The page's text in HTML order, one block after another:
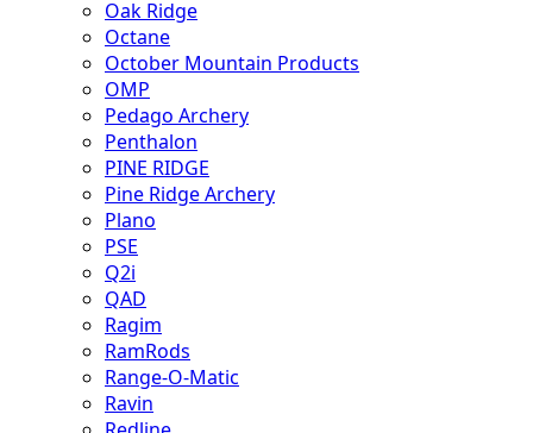
Oak Ridge
Octane
October Mountain Products
OMP
Pedago Archery
Penthalon
PINE RIDGE
Pine Ridge Archery
Plano
PSE
Q2i
QAD
Ragim
RamRods
Range-O-Matic
Ravin